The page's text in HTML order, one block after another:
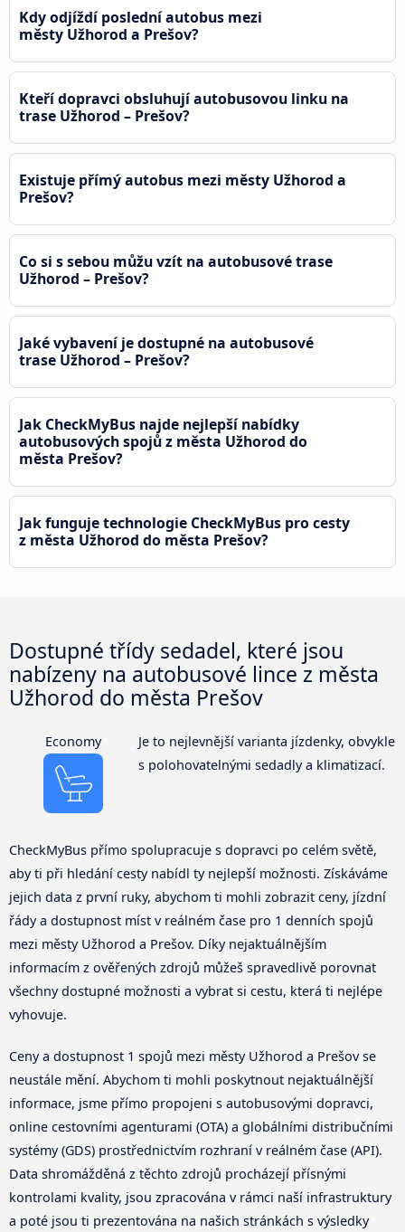
Kdy odjíždí poslední autobus mezi
městy Užhorod a Prešov?
Kteří dopravci obsluhují autobusovou linku na
trase Užhorod – Prešov?
Existuje přímý autobus mezi městy Užhorod a
Prešov?
Co si s sebou můžu vzít na autobusové trase
Užhorod – Prešov?
Jaké vybavení je dostupné na autobusové
trase Užhorod – Prešov?
Jak CheckMyBus najde nejlepší nabídky
autobusových spojů z města Užhorod do
města Prešov?
Jak funguje technologie CheckMyBus pro cesty
z města Užhorod do města Prešov?
Dostupné třídy sedadel, které jsou
nabízeny na autobusové lince z města
Užhorod do města Prešov
Economy
Je to nejlevnější varianta jízdenky, obvykle
s polohovatelnými sedadly a klimatizací.
CheckMyBus přímo spolupracuje s dopravci po celém světě,
aby ti při hledání cesty nabídl ty nejlepší možnosti. Získáváme
jejich data z první ruky, abychom ti mohli zobrazit ceny, jízdní
řády a dostupnost míst v reálném čase pro 1 denních spojů
mezi městy Užhorod a Prešov. Díky nejaktuálnějším
informacím z ověřených zdrojů můžeš spravedlivě porovnat
všechny dostupné možnosti a vybrat si cestu, která ti nejlépe
vyhovuje.
Ceny a dostupnost 1 spojů mezi městy Užhorod a Prešov se
neustále mění. Abychom ti mohli poskytnout nejaktuálnější
informace, jsme přímo propojeni s autobusovými dopravci,
online cestovními agenturami (OTA) a globálními distribučními
systémy (GDS) prostřednictvím rozhraní v reálném čase (API).
Data shromážděná z těchto zdrojů procházejí přísnými
kontrolami kvality, jsou zpracována v rámci naší infrastruktury
a poté jsou ti prezentována na našich stránkách s výsledky